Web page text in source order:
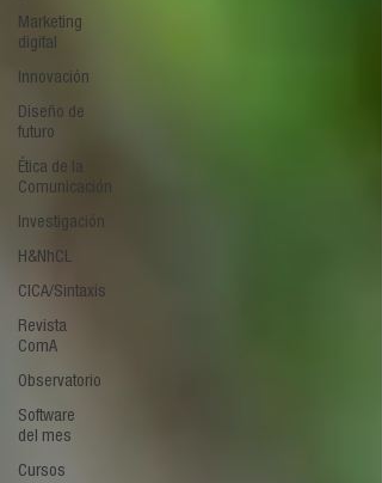
Marketing
digital
Innovación
Diseño de
futuro
Ética de la
Comunicación
Investigación
H&NhCL
CICA/Sintaxis
Revista
ComA
Observatorio
Software
del mes
Cursos